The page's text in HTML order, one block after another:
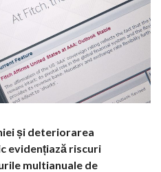
și deteriorarea
evidențiază riscuri
multianuale de